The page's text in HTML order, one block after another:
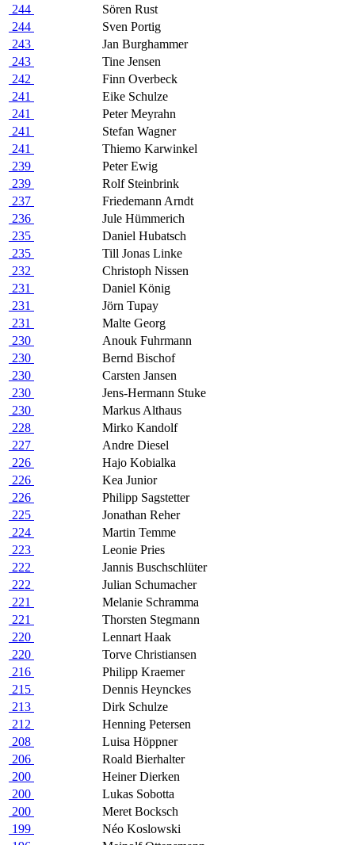
244
Sören Rust
244
Sven Portig
243
Jan Burghammer
243
Tine Jensen
242
Finn Overbeck
241
Eike Schulze
241
Peter Meyrahn
241
Stefan Wagner
241
Thiemo Karwinkel
239
Peter Ewig
239
Rolf Steinbrink
237
Friedemann Arndt
236
Jule Hümmerich
235
Daniel Hubatsch
235
Till Jonas Linke
232
Christoph Nissen
231
Daniel König
231
Jörn Tupay
231
Malte Georg
230
Anouk Fuhrmann
230
Bernd Bischof
230
Carsten Jansen
230
Jens-Hermann Stuke
230
Markus Althaus
228
Mirko Kandolf
227
Andre Diesel
226
Hajo Kobialka
226
Kea Junior
226
Philipp Sagstetter
225
Jonathan Reher
224
Martin Temme
223
Leonie Pries
222
Jannis Buschschlüter
222
Julian Schumacher
221
Melanie Schramma
221
Thorsten Stegmann
220
Lennart Haak
220
Torve Christiansen
216
Philipp Kraemer
215
Dennis Heynckes
213
Dirk Schulze
212
Henning Petersen
208
Luisa Höppner
206
Roald Bierhalter
200
Heiner Dierken
200
Lukas Sobotta
200
Meret Bocksch
199
Néo Koslowski